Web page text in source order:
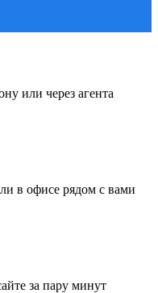
или через агента
в офисе рядом с вами
за пару минут